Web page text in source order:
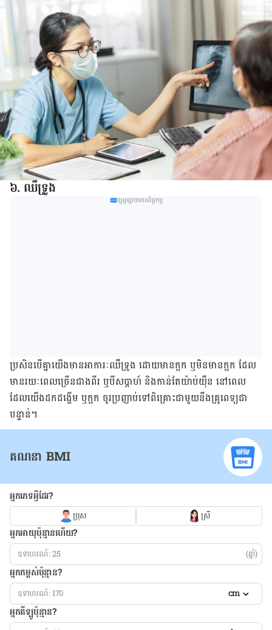
៦. ឈឺ​ទ្រូង​
ផ្សព្វផ្សាយពាណិជ្ជកម្ម
ប្រសិនបើ​គ្នា​យើង​មាន​អាការៈ​ឈឺ​ទ្រូង ដោយ​មាន​ក្អក​ ឬ​មិន​មាន​ក្អក​​ ដែល​
មាន​រយៈពេល​ច្រើន​ជាង​ពីរ​ ឬបី​សប្ដាហ៍​ និង​កាន់​តែ​យ៉ាប់យ៉ឺន​ នៅ​ពេល​
ដែល​យើង​ដកដង្ហើម​ ឬ​ក្អក​ ចូរ​ប្រញាប់​ទៅ​ពិគ្រោះ​​ជាមួយ​នឹង​គ្រូពេទ្យ​ជា​
បន្ទាន់​។
គណនា BMI
អ្នកភេទអ្វីដែរ?
ប្រុស ស្រី
អ្នកអាយុប៉ុន្មានហើយ?
(ឆ្នាំ)
អ្នកកម្ពស់ប៉ុន្មាន?
cm
អ្នកគីឡូប៉ុន្មាន?